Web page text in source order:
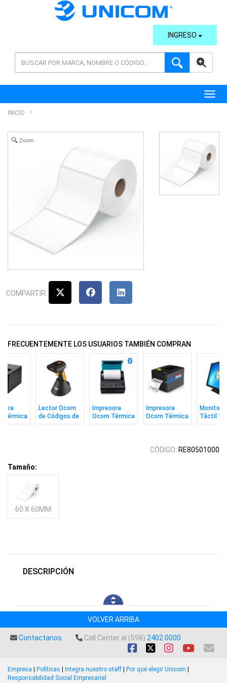
AVANZADA
INGRESO
INICIO
Zoom
COMPARTIR:
FRECUENTEMENTE LOS USUARIOS TAMBIÉN COMPRAN
Térmica
Lector Ocom
de Códigos de
Barras
Impresora
Ocom Térmica
de Recibos
Impresora
Ocom Térmica
de Etiquetas
Monitor
Táctil
Para Pos
CÓDIGO: RE80501000
Tamaño:
60 X 60MM
DESCRIPCIÓN
VOLVER ARRIBA
Contactanos Call Center al (598) 2402 0000
Empresa | Políticas | Integra nuestro staff | Por qué elegir Unicom |
Responsabilidad Social Empresarial